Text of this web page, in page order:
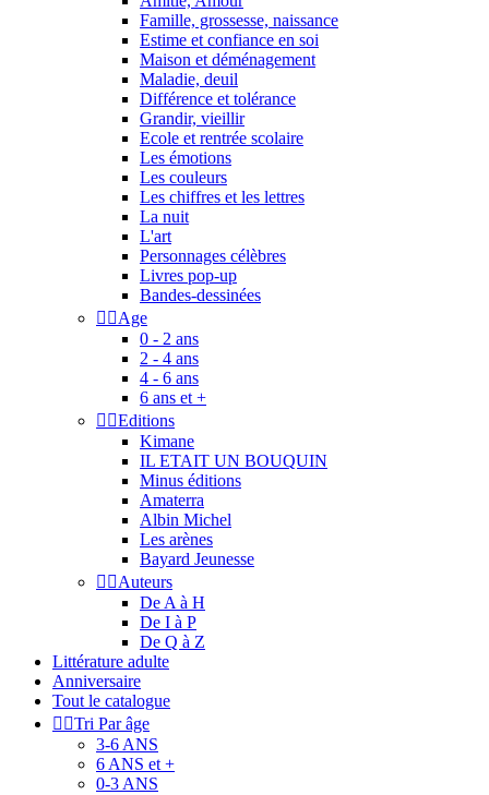
Famille, grossesse, naissance
Estime et confiance en soi
Maison et déménagement
Maladie, deuil
Différence et tolérance
Grandir, vieillir
Ecole et rentrée scolaire
Les émotions
Les couleurs
Les chiffres et les lettres
La nuit
L'art
Personnages célèbres
Livres pop-up
Bandes-dessinées
 Age
0 - 2 ans
2 - 4 ans
4 - 6 ans
6 ans et +
 Editions
Kimane
IL ETAIT UN BOUQUIN
Minus éditions
Amaterra
Albin Michel
Les arènes
Bayard Jeunesse
 Auteurs
De A à H
De I à P
De Q à Z
Littérature adulte
Anniversaire
Tout le catalogue
 Tri Par âge
3-6 ANS
6 ANS et +
0-3 ANS